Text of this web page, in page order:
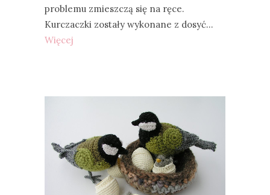
problemu zmieszczą się na ręce.
Kurczaczki zostały wykonane z dosyć…
Więcej